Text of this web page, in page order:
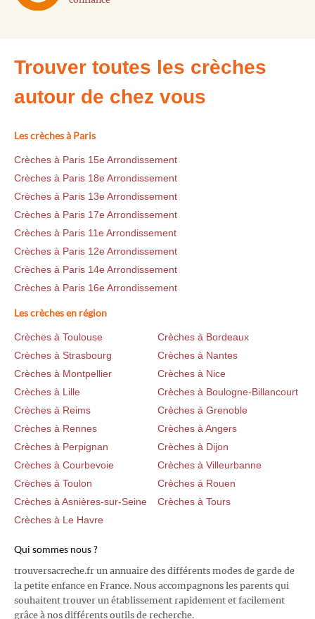
Trouver toutes les crèches
autour de chez vous
Les crèches à Paris
Crèches à Paris 15e Arrondissement
Crèches à Paris 18e Arrondissement
Crèches à Paris 13e Arrondissement
Crèches à Paris 17e Arrondissement
Crèches à Paris 11e Arrondissement
Crèches à Paris 12e Arrondissement
Crèches à Paris 14e Arrondissement
Crèches à Paris 16e Arrondissement
Les crèches en région
Crèches à Toulouse
Crèches à Bordeaux
Crèches à Strasbourg
Crèches à Nantes
Crèches à Montpellier
Crèches à Nice
Crèches à Lille
Crèches à Boulogne-Billancourt
Crèches à Reims
Crèches à Grenoble
Crèches à Rennes
Crèches à Angers
Crèches à Perpignan
Crèches à Dijon
Crèches à Courbevoie
Crèches à Villeurbanne
Crèches à Toulon
Crèches à Rouen
Crèches à Asnières-sur-Seine
Crèches à Tours
Crèches à Le Havre
Qui sommes nous ?
trouversacreche.fr un annuaire des différents modes de garde de
la petite enfance en France. Nous accompagnons les parents qui
souhaitent trouver un établissement rapidement et facilement
grâce à nos différents outils de recherche.